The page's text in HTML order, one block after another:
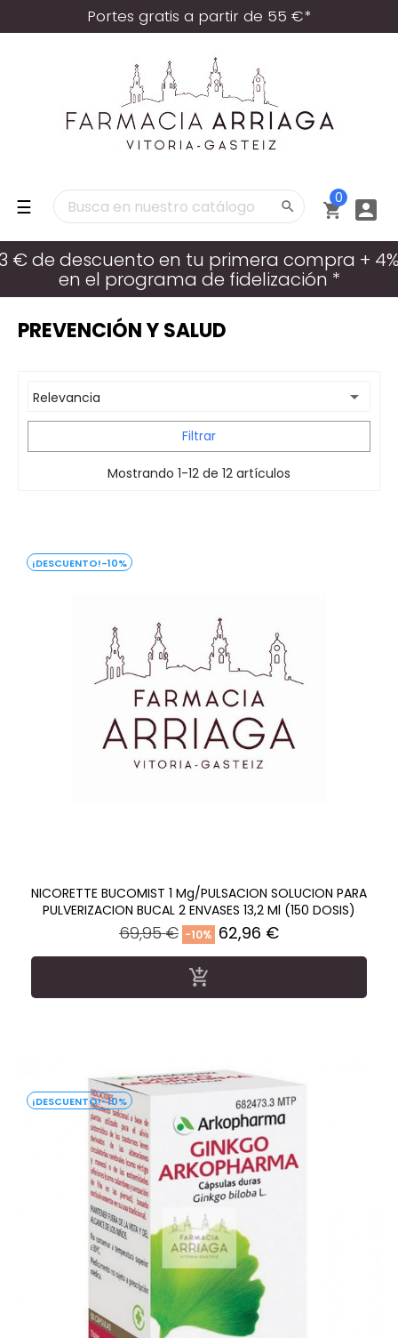
Portes gratis a partir de 55 €*
Navegación
palanca
☰  
0 
€ de descuento en tu primera compra +
en el programa de fidelización *
PREVENCIÓN Y SALUD
Relevancia 
Filtrar
Mostrando 1-12 de 12 artículos
-10%
NICORETTE BUCOMIST 1 Mg/PULSACION SOLUCION PARA
PULVERIZACION BUCAL 2 ENVASES 13,2 Ml (150 DOSIS)
Precio
regular
69,95 € -10% Precio
62,96 €

-10%